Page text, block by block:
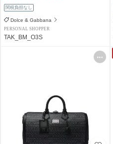
関税負担なし
Dolce & Gabbana
PERSONAL SHOPPER
TAK_BM_O3S